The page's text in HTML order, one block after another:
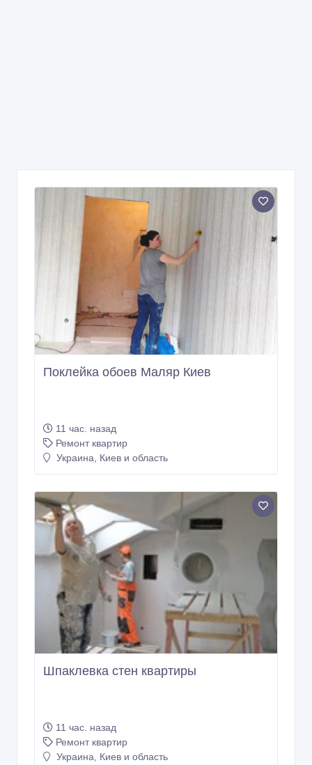
Поклейка обоев Маляр Киев
11 час. назад
Ремонт квартир
Украина, Киев и область
Шпаклевка стен квартиры
11 час. назад
Ремонт квартир
Украина, Киев и область